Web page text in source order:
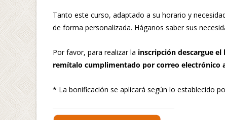
Tanto este curso, adaptado a su horario y
de forma personalizada. Háganos saber sus
Por favor, para realizar la inscripción descargue
remítalo cumplimentado por correo electrónico
* La bonificación se aplicará según lo establecido